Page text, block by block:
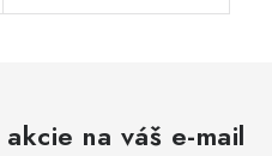
na váš e-mail